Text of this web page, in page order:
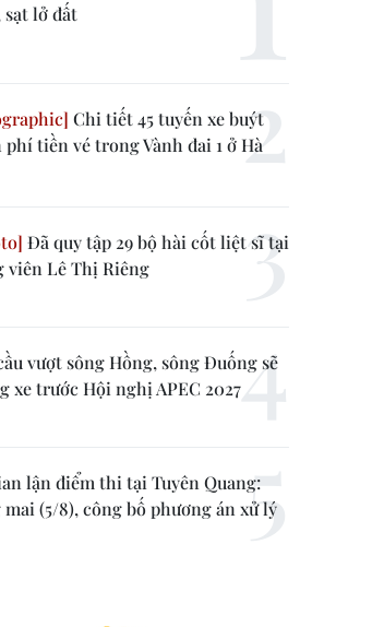
sạt lở đất
Chi tiết 45 tuyến xe buýt
phí tiền vé trong Vành đai 1 ở Hà
Đã quy tập 29 bộ hài cốt liệt sĩ tại
viên Lê Thị Riêng
vượt sông Hồng, sông Đuống sẽ
xe trước Hội nghị APEC 2027
lận điểm thi tại Tuyên Quang:
mai (5/8), công bố phương án xử lý